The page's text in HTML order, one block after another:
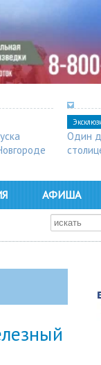
Один
АФИША